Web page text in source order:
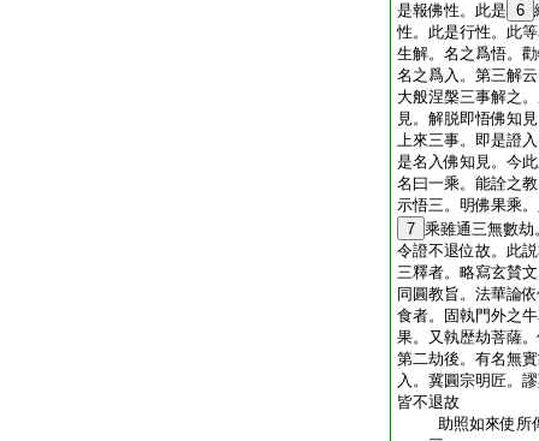
是報佛性。此是 6
性。此是行性。此
生解。名之爲悟。
名之爲入。第三解
大般涅槃三事解之
見。解脱即悟佛知
上來三事。即是證
是名入佛知見。今
名曰一乘。能詮之
示悟三。明佛果乘
7 乘雖通三無數
令證不退位故。此
三釋者。略寫玄賛
同圓教旨。法華論
食者。固執門外之
果。又執歴劫菩薩
第二劫後。有名無
入。冀圓宗明匠。
皆不退故
助照如來使所傳